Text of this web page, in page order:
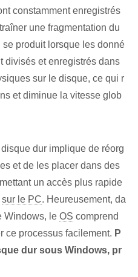
constamment enregistrés
une fragmentation du
produit lorsque les donné
divisés et enregistrés dans
sur le disque, ce qui r
et diminue la vitesse glob
dur implique de réorg
et de les placer dans des
un accès plus rapide
sur le PC. Heureusement, da
Windows, le OS comprend
ce processus facilement. P
dur sous Windows, pr